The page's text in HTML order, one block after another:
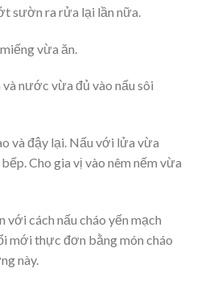
sườn ra rửa lại lần nữa.
vừa ăn.
nước vừa đủ vào nấu sôi
và đậy lại. Nấu với lửa vừa
Cho gia vị vào nêm nếm vừa
với cách nấu cháo yến mạch
mới thực đơn bằng món cháo
này.